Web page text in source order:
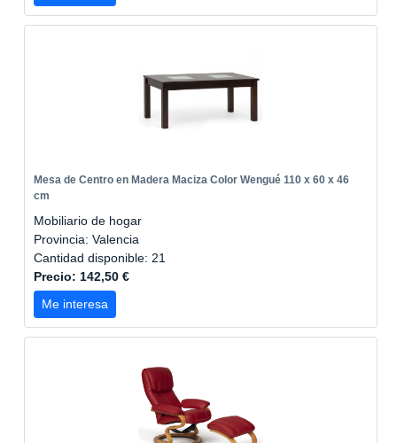
Mesa de Centro en Madera Maciza Color Wengué 110 x 60 x 46
cm
Mobiliario de hogar
Provincia: Valencia
Cantidad disponible: 21
Precio: 142,50 €
Me interesa